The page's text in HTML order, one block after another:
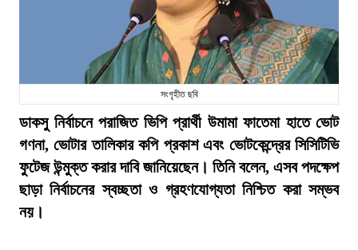
সংগৃহীত ছবি
ডাকসু নির্বাচনে পরাজিত ভিপি প্রার্থী উমামা ফাতেমা হাতে ভোট
গণনা, ভোটার তালিকার কপি প্রকাশ এবং ভোটকেন্দ্রের সিসিটিভি
ফুটেজ উন্মুক্ত করার দাবি জানিয়েছেন। তিনি বলেন, এসব পদক্ষেপ
ছাড়া নির্বাচনের স্বচ্ছতা ও গ্রহণযোগ্যতা নিশ্চিত করা সম্ভব
নয়।